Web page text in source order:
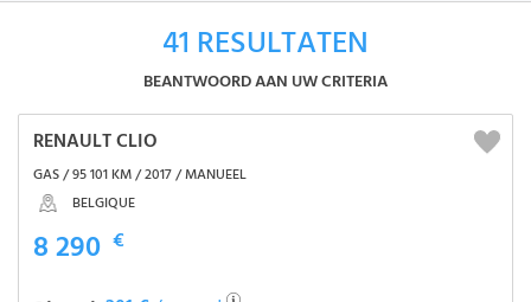
41 RESULTATEN
BEANTWOORD AAN UW CRITERIA
RENAULT CLIO
GAS / 95 101 KM / 2017 / MANUEEL
BELGIQUE
8 290 €